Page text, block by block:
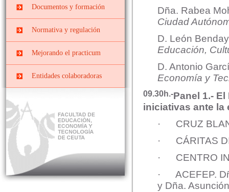
PRIMARIA
mención]
de Educación Social
Centros docentes
Prácticas
EXTRACURRICULARES
Prácticas ERASMUS
Documentos y formación
Cursos, congresos y
jornadas
Documentos y Tutoriales
Normativa y regulación
Convenios y Órdenes
Reguladoras
Comisiones
Interna
Planes de prácticas
Mejorando el practicum
Datos y cifras de cursos
anteriores
El Prácticum en los
estudios de grado
Educación Primaria
Educación Social
Entidades colaboradoras
Dña. Rabea
Ciudad
D. León
Educación,
D. Antonio
Economía y
09.30h.-Panel 1.-
iniciativas ante la
· CRUZ
· CÁRITAS
· CENTRO
· ACEFEP.
y Dña.